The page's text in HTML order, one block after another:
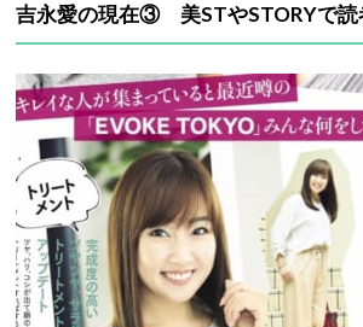
吉永愛の現在③ 美STやSTORYで読